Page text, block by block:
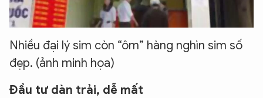
Nhiều đại lý sim còn “ôm” hàng nghìn sim số
đẹp. (ảnh minh họa)
Đầu tư dàn trải, dễ mất